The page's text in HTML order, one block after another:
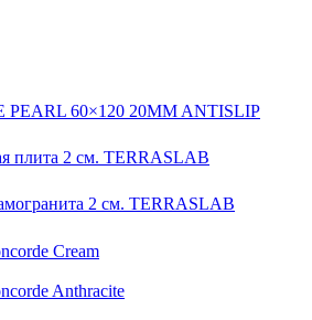
60×120 20MM ANTISLIP
плита 2 см. TERRASLAB
2 см. TERRASLAB
Cream
Anthracite